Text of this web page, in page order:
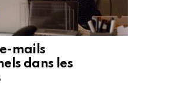
e-mails
dans les